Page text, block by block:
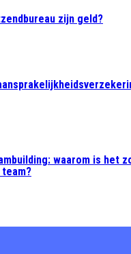
zijn geld?
waarom is het